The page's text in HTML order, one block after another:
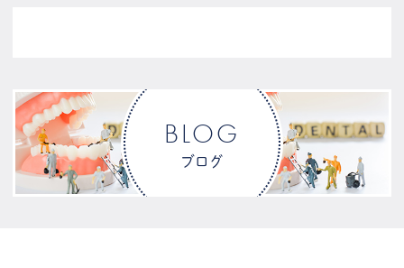
BLOG
ブログ